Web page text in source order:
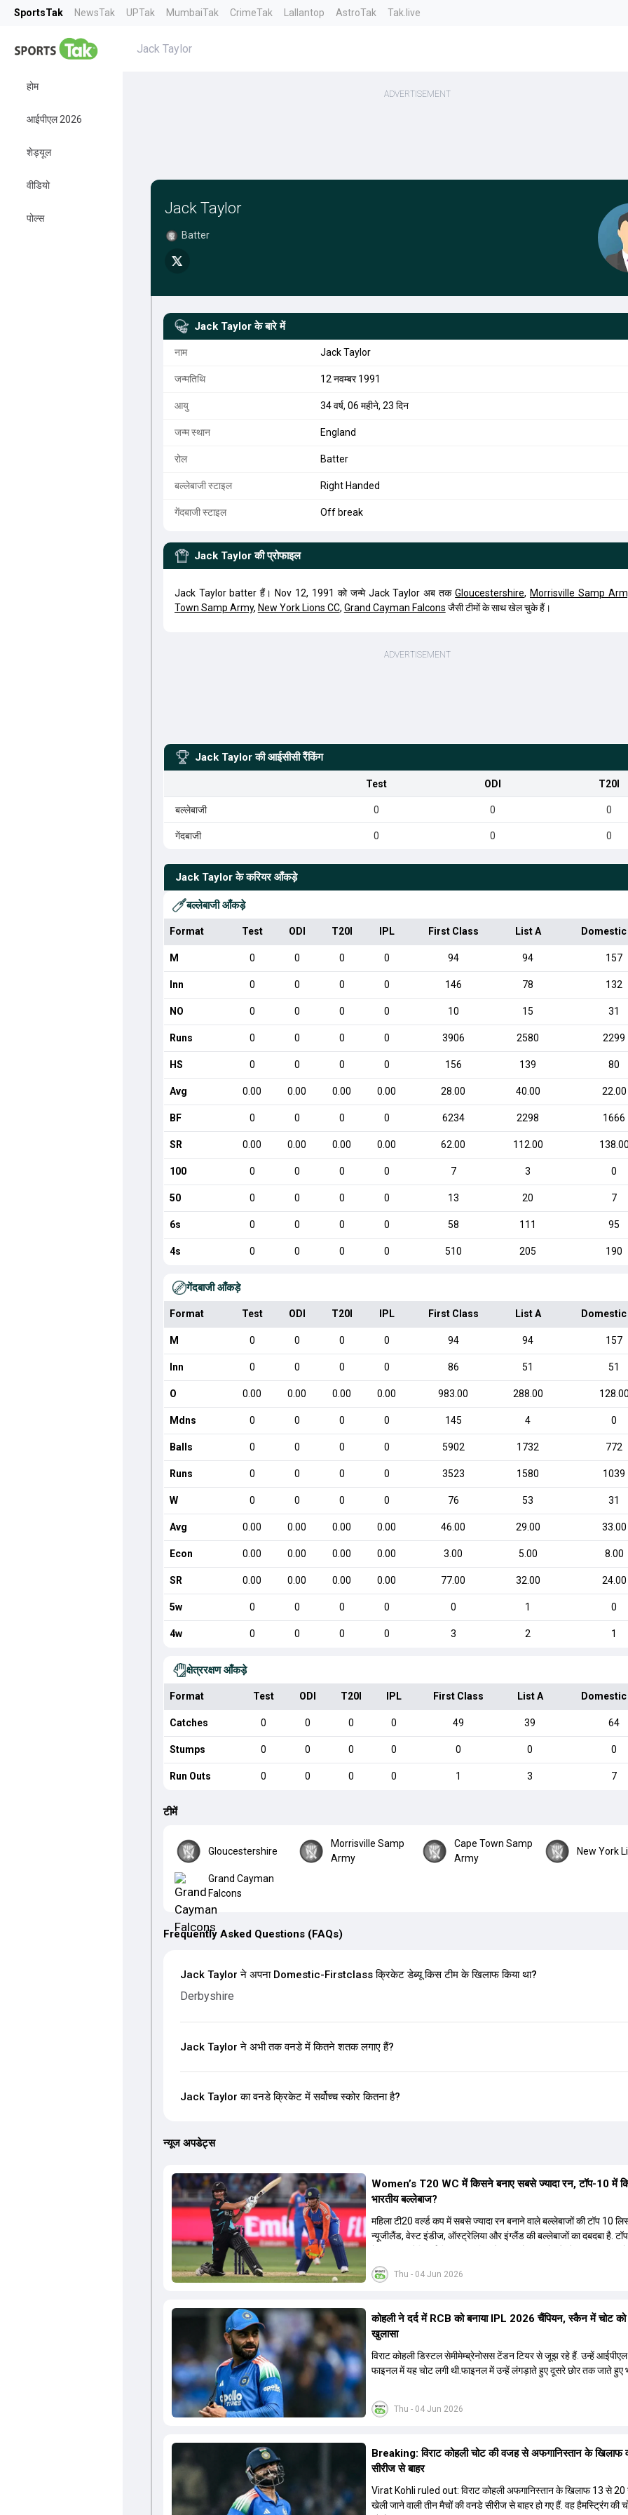
SportsTak NewsTak UPTak MumbaiTak CrimeTak Lallantop AstroTak Tak.live
होम
आईपीएल 2026
शेड्यूल
वीडियो
पोल्स
Jack Taylor
Jack Taylor
Batter
Jack Taylor के बारे में
नाम Jack Taylor
जन्मतिथि 12 नवम्बर 1991
आयु 34 वर्ष, 06 महीने, 23 दिन
जन्म स्थान England
रोल Batter
बल्लेबाजी स्टाइल Right Handed
गेंदबाजी स्टाइल Off break
Jack Taylor की प्रोफाइल
Jack Taylor batter हैं। Nov 12, 1991 को जन्मे Jack Taylor अब तकGloucestershire, Morrisville Samp
Town Samp Army, New York Lions CC, Grand Cayman Falcons जैसी टीमों के साथ खेल चुके हैं।
Jack Taylor की आईसीसी रैंकिंग
Test ODI T20I
बल्लेबाजी 0 0 0
गेंदबाजी 0 0 0
Jack Taylor के करियर आँकड़े
बल्लेबाजी आँकड़े
Format Test ODI T20I IPL First Class List A
M 0 0 0 0 94 94 157
Inn 0 0 0 0 146 78 132
NO 0 0 0 0 10 15 31
Runs 0 0 0 0 3906 2580 2299
HS 0 0 0 0 156 139 80
Avg 0.00 0.00 0.00 0.00 28.00 40.00 22.00
BF 0 0 0 0 6234 2298 1666
SR 0.00 0.00 0.00 0.00 62.00 112.00
100 0 0 0 0 7 3 0
50 0 0 0 0 13 20 7
6s 0 0 0 0 58 111 95
4s 0 0 0 0 510 205 190
गेंदबाजी आँकड़े
Format Test ODI T20I IPL First Class List A
M 0 0 0 0 94 94 157
Inn 0 0 0 0 86 51 51
O 0.00 0.00 0.00 0.00 983.00 288.00
Mdns 0 0 0 0 145 4 0
Balls 0 0 0 0 5902 1732 772
Runs 0 0 0 0 3523 1580 1039
W 0 0 0 0 76 53 31
Avg 0.00 0.00 0.00 0.00 46.00 29.00 33.00
Econ 0.00 0.00 0.00 0.00 3.00 5.00 8.00
SR 0.00 0.00 0.00 0.00 77.00 32.00 24.00
5w 0 0 0 0 0 1 0
4w 0 0 0 0 3 2 1
क्षेत्ररक्षण आँकड़े
Format Test ODI T20I IPL First Class List A
Catches 0 0 0 0 49 39 64
Stumps 0 0 0 0 0 0 0
Run Outs 0 0 0 0 1 3 7
टीमें
Gloucestershire
Morrisville Samp
Army
Cape Town Samp
Army
New York
Grand Cayman
Falcons
Frequently Asked Questions (FAQs)
Jack Taylor ने अपना Domestic-Firstclass क्रिकेट डेब्यू किस टीम के खिलाफ किया था?
Derbyshire
Jack Taylor ने अभी तक वनडे में कितने शतक लगाए हैं?
Jack Taylor का वनडे क्रिकेट में सर्वोच्च स्कोर कितना है?
न्यूज अपडेट्स
Thu - 04 Jun 2026
Women’s T20 WC में किसने बनाए सबसे ज्यादा रन, टॉप-10 में
भारतीय बल्लेबाज?
महिला टी20 वर्ल्ड कप में सबसे ज्यादा रन बनाने वाले बल्लेबाजों की टॉप 10
न्यूजीलैंड, वेस्ट इंडीज, ऑस्ट्रेलिया और इंग्लैंड की बल्लेबाजों का दबदबा है.
भी इस लिस्ट में जगह बनाने में कामयाब रही हैं.
Thu - 04 Jun 2026
कोहली ने दर्द में RCB को बनाया IPL 2026 चैंप‍ियन, स्कैन में चोट को लेकर
खुलासा
विराट कोहली डिस्टल सेमीमेम्ब्रेनोसस टेंडन टियर से जूझ रहे हैं. उन्हें
फाइनल में यह चोट लगी थी.फाइनल में उन्हें लंगड़ाते हुए दूसरे छोर तक जाते हुए
Breaking: विराट कोहली चोट की वजह से अफगान‍िस्तान के ख‍िलाफ
सीरीज से बाहर
Virat Kohli ruled out: विराट कोहली अफगान‍िस्तान के ख‍िलाफ 13 से
खेली जाने वाली तीन मैचों की वनडे सीरीज से बाहर हो गए हैं. वह हैमस्ट्रिंग